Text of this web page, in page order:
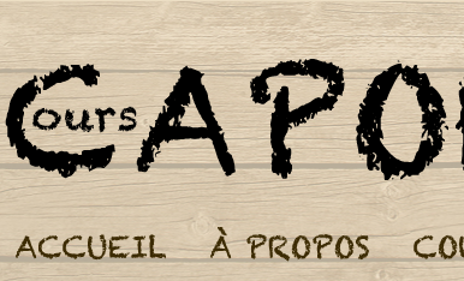
Cours de